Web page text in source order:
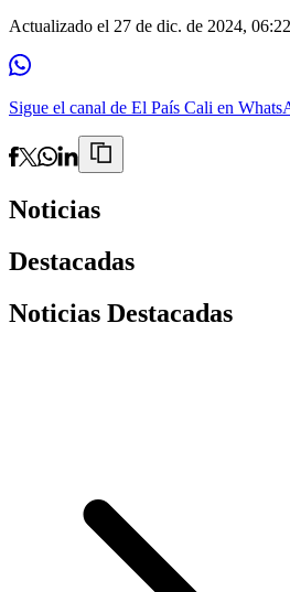
Actualizado el 27 de dic. de 2024,
Sigue el canal de El País Cali en
Noticias
Destacadas
Noticias Destacadas